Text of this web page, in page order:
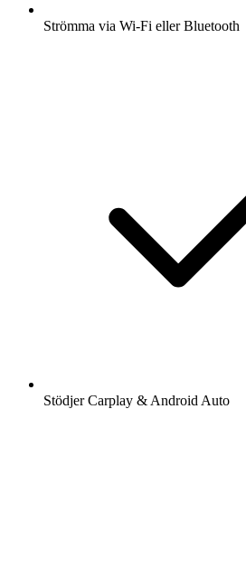
Strömma via Wi-Fi eller Bluetooth
Stödjer Carplay & Android Auto